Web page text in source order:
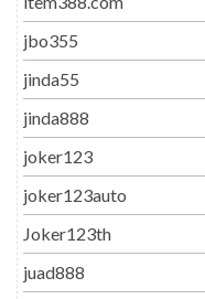
jbo355
jinda55
jinda888
joker123
joker123auto
Joker123th
juad888